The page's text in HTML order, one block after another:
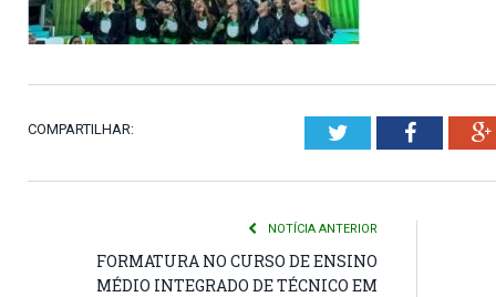
COMPARTILHAR: Twitter
NOTÍCIA ANTERIOR
FORMATURA NO CURSO DE ENSINO
MÉDIO INTEGRADO DE TÉCNICO EM